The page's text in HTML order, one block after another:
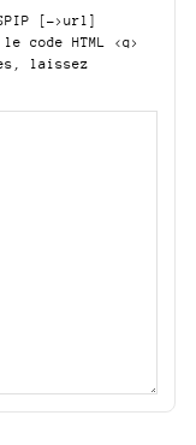
[->url]
code HTML <q>
laissez